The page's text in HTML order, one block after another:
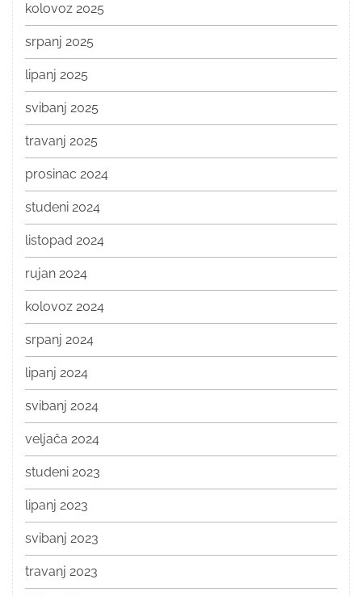
kolovoz 2025
srpanj 2025
lipanj 2025
svibanj 2025
travanj 2025
prosinac 2024
studeni 2024
listopad 2024
rujan 2024
kolovoz 2024
srpanj 2024
lipanj 2024
svibanj 2024
veljača 2024
studeni 2023
lipanj 2023
svibanj 2023
travanj 2023